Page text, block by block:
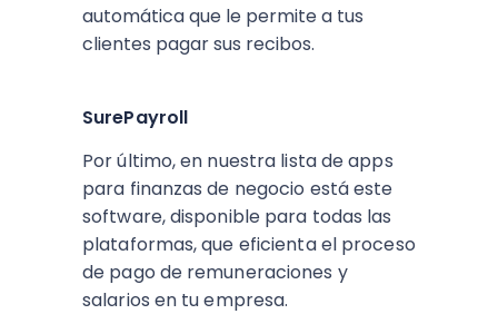
automática que le permite a tus
clientes pagar sus recibos.
SurePayroll
Por último, en nuestra lista de apps
para finanzas de negocio está este
software, disponible para todas las
plataformas, que eficienta el proceso
de pago de remuneraciones y
salarios en tu empresa.